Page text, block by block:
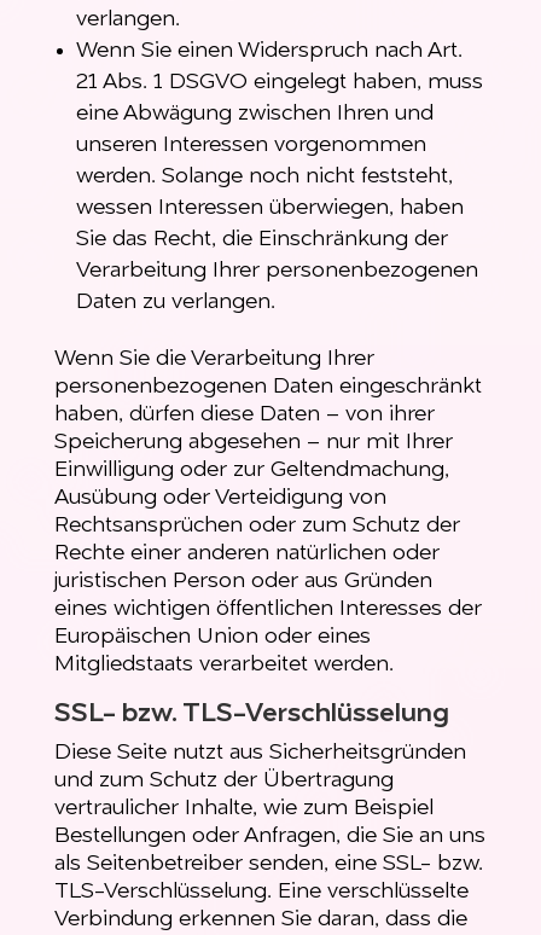
verlangen.
Wenn Sie einen Widerspruch nach Art.
21 Abs. 1 DSGVO eingelegt haben, muss
eine Abwägung zwischen Ihren und
unseren Interessen vorgenommen
werden. Solange noch nicht feststeht,
wessen Interessen überwiegen, haben
Sie das Recht, die Einschränkung der
Verarbeitung Ihrer personenbezogenen
Daten zu verlangen.
Wenn Sie die Verarbeitung Ihrer
personenbezogenen Daten eingeschränkt
haben, dürfen diese Daten – von ihrer
Speicherung abgesehen – nur mit Ihrer
Einwilligung oder zur Geltendmachung,
Ausübung oder Verteidigung von
Rechtsansprüchen oder zum Schutz der
Rechte einer anderen natürlichen oder
juristischen Person oder aus Gründen
eines wichtigen öffentlichen Interesses der
Europäischen Union oder eines
Mitgliedstaats verarbeitet werden.
SSL- bzw. TLS-Verschlüsselung
Diese Seite nutzt aus Sicherheitsgründen
und zum Schutz der Übertragung
vertraulicher Inhalte, wie zum Beispiel
Bestellungen oder Anfragen, die Sie an uns
als Seitenbetreiber senden, eine SSL- bzw.
TLS-Verschlüsselung. Eine verschlüsselte
Verbindung erkennen Sie daran, dass die